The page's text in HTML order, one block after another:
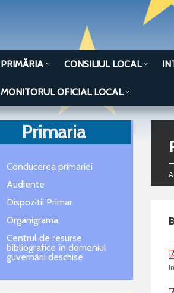
PRIMĂRIA CONSILIUL LOCAL
MONITORUL OFICIAL LOCAL
Primaria
Conducerea primariei
Audiente
Dispozitii Primar
Organigrama
Centrul de resurse
bibliografice în domeniul
guvernării deschise